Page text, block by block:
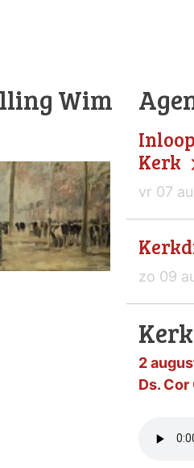
Wim
Kerk
vr 07
zo 09
2
Ds. Cor